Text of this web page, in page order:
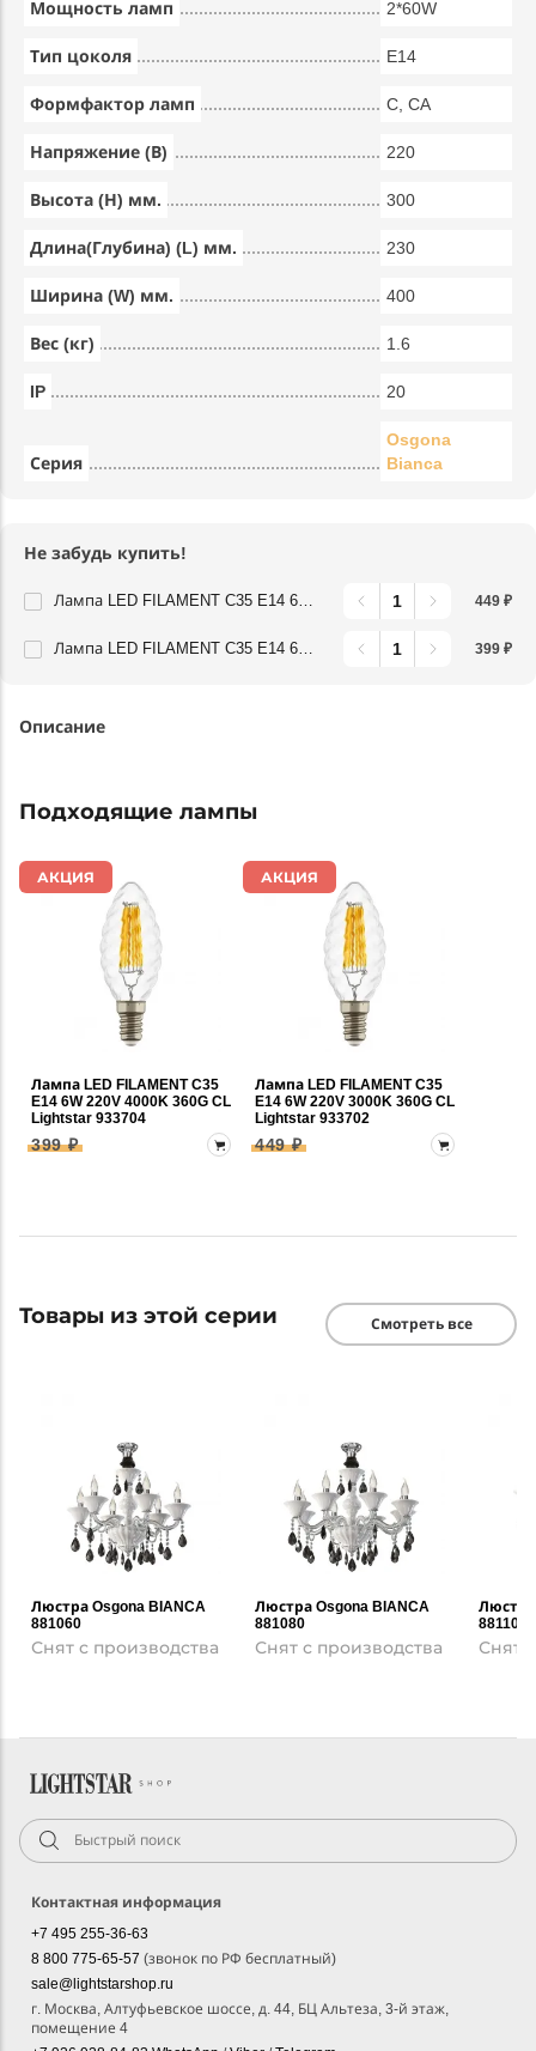
Мощность ламп 2*60W
Тип цоколя E14
Формфактор ламп C, CA
Напряжение (В) 220
Высота (Н) мм. 300
Длина(Глубина) (L) мм. 230
Ширина (W) мм. 400
Вес (кг) 1.6
IP 20
Серия
Osgona
Bianca
Не забудь купить!
Лампа LED FILAMENT C35 E14 6W 220V 3000K 360G CL Lightstar 933702 449 ₽
Лампа LED FILAMENT C35 E14 6W 220V 4000K 360G CL Lightstar 933704 399 ₽
Описание
Подходящие лампы
АКЦИЯ
Лампа LED FILAMENT C35
E14 6W 220V 4000K 360G CL
Lightstar 933704
399 ₽
АКЦИЯ
Лампа LED FILAMENT C35
E14 6W 220V 3000K 360G CL
Lightstar 933702
449 ₽
Товары из этой серии Смотреть все
Люстра Osgona BIANCA
881060
Снят с производства
Люстра Osgona BIANCA
881080
Снят с производства
Люстра
881100
Снят
Контактная информация
+7 495 255-36-63
8 800 775-65-57 (звонок по РФ бесплатный)
sale@lightstarshop.ru
г. Москва, Алтуфьевское шоссе, д. 44, БЦ Альтеза, 3-й этаж,
помещение 4